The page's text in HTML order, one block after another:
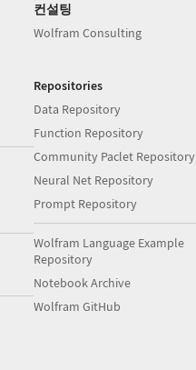
컨설팅
Wolfram Consulting
Repositories
Data Repository
Function Repository
Community Paclet Repository
Neural Net Repository
Prompt Repository
Wolfram Language Example
Repository
Notebook Archive
Wolfram GitHub